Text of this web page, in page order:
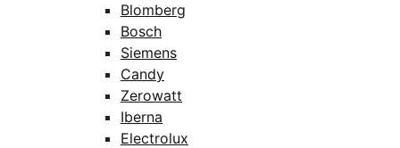
Blomberg
Bosch
Siemens
Candy
Zerowatt
Iberna
Electrolux